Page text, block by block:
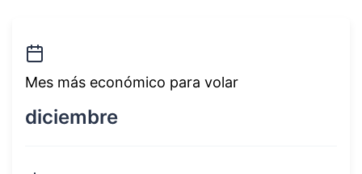
Mes más económico para volar
diciembre